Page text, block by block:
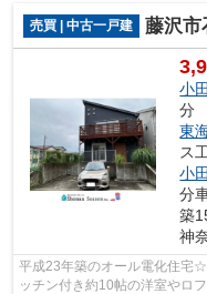
売買 | 中古一戸建 藤沢市
小
分
東
ス
小
分
築
神
平成23年築のオール電化住宅
ッチン付き約10帖の洋室やロ